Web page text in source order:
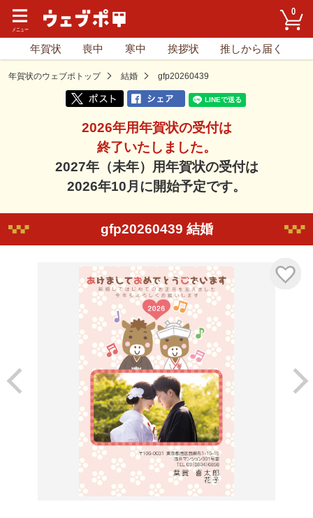
0
年賀状 喪中 寒中 挨拶状 推しから届く
年賀状のウェブポトップ 結婚 gfp20260439
2026年用年賀状の受付は
終了いたしました。
2027年（未年）用年賀状の受付は
2026年10月に開始予定です。
gfp20260439 結婚